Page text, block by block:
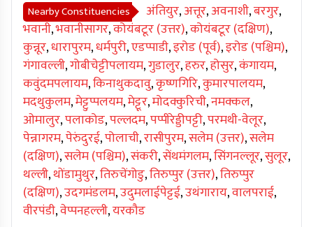
Nearby Constituencies अंतियुर,अत्तूर,अवनाशी,बरगुर,
भवानी,भवानीसागर,कोयंबटूर (उत्तर),कोयंबटूर (दक्षिण),
कुन्नूर,धारापुरम,धर्मपुरी,एडप्पाडी,इरोड (पूर्व),इरोड (पश्चिम),
गंगावल्ली,गोबीचेट्टीपलायम,गुडालुर,हरुर,होसुर,कंगायम,
कवुंदमपलायम,किनाथुकदावु,कृष्णगिरि,कुमारपालयम,
मदथुकुलम,मेट्टुप्पलयम,मेट्टूर,मोदक्कुरिची,नमक्कल,
ओमालुर,पलाकोड,पल्लदम,पप्पीरेड्डीपट्टी,परमथी-वेलूर,
पेन्नागरम,पेरुंदुरई,पोलाची,रासीपुरम,सलेम (उत्तर),सलेम
(दक्षिण),सलेम (पश्चिम),संकरी,सेंथमंगलम,सिंगनल्लूर,सुलूर,
थल्ली,थोंडामुथुर,तिरुचेंगोडु,तिरुप्पुर (उत्तर),तिरुप्पुर
(दक्षिण),उदगमंडलम,उदुमलाईपेट्टई,उथंगाराय,वालपराई,
वीरपंडी,वेप्पनहल्ली,यरकौड